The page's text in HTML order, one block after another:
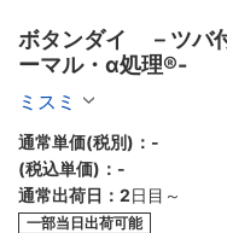
ボタンダイ　－ツバ
ーマル・α処理®-
ミスミ
通常単価(税別)： -
(税込単価)： -
通常出荷日： 2日目～
一部当日出荷可能